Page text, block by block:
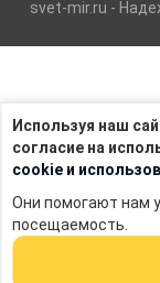
svet-mir.ru -
Используя наш
согласие на
cookie и
Они помогают нам
посещаемость.